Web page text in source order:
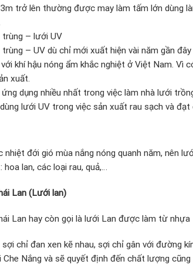
trở lên thường được may làm tấm lớn dùng
trùng – lưới UV
– UV dù chỉ mới xuất hiện vài năm gần
khí hậu nóng ẩm khắc nghiệt ở Việt Nam. Vì
xuất.
dụng nhiều nhất trong việc làm nhà lưới
lưới UV trong việc sản xuất rau sạch và
đới gió mùa nắng nóng quanh năm, nên
lan, các loại rau, quả,…
Lan (Lưới lan)
Lan hay còn gọi là lưới Lan được làm từ nhựa
chỉ đan xen kẽ nhau, sợi chỉ gân với đường
Nắng và sẽ quyết định đến chất lượng